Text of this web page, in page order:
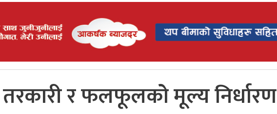
तरकारी र फलफूलको मूल्य निर्धारण